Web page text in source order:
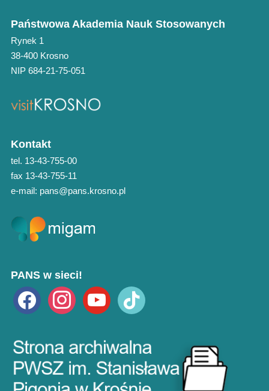
Państwowa Akademia Nauk Stosowanych
Rynek 1
38-400 Krosno
NIP 684-21-75-051
Kontakt
tel. 13-43-755-00
fax 13-43-755-11
e-mail: pans@pans.krosno.pl
PANS w sieci!
facebook instagramyoutube tiktok